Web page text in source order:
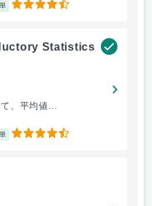
4.5
Statistics
、平均値...
4.5